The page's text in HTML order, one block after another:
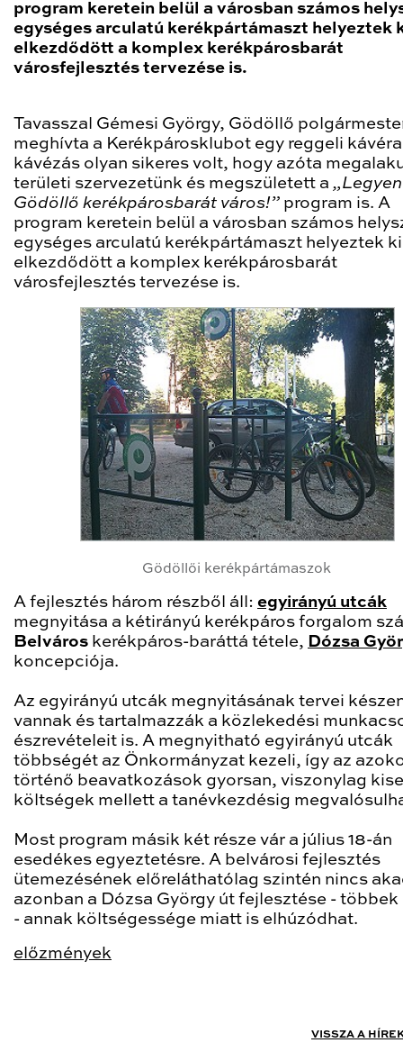
program keretein belül a városban számos
egységes arculatú kerékpártámaszt helyeztek
elkezdődött a komplex kerékpárosbarát
városfejlesztés tervezése is.
Tavasszal Gémesi György, Gödöllő
meghívta a Kerékpárosklubot egy reggeli
kávézás olyan sikeres volt, hogy azóta
területi szervezetünk és megszületett a „Legyen
Gödöllő kerékpárosbarát város!” program is. A
program keretein belül a városban számos
egységes arculatú kerékpártámaszt helyeztek
elkezdődött a komplex kerékpárosbarát
városfejlesztés tervezése is.
Gödöllői kerékpártámaszok
A fejlesztés három részből áll: egyirányú utcák
megnyitása a kétirányú kerékpáros forgalom
Belváros kerékpáros-baráttá tétele, Dózsa
koncepciója.
Az egyirányú utcák megnyitásának tervei
vannak és tartalmazzák a közlekedési
észrevételeit is. A megnyitható egyirányú utcák
többségét az Önkormányzat kezeli, így az
történő beavatkozások gyorsan, viszonylag
költségek mellett a tanévkezdésig
Most program másik két része vár a július 18-án
esedékes egyeztetésre. A belvárosi fejlesztés
ütemezésének előreláthatólag szintén nincs
azonban a Dózsa György út fejlesztése -
- annak költségessége miatt is elhúzódhat.
előzmények
VISSZA A